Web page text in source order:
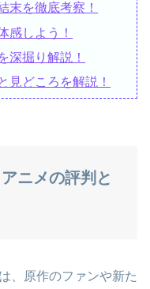
末を徹底考察！
感しよう！
深掘り解説！
見どころを解説！
ニメの評判と
、原作のファンや新た